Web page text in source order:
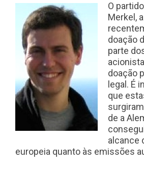
O
Merkel,
doação
parte
doação
legal. É
que
de a
alcance
europeia quanto às emissões